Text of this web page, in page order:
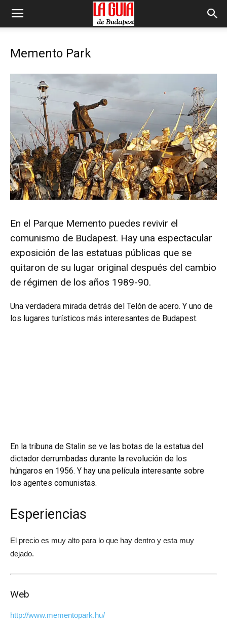
Memento Park
En el Parque Memento puedes revivir el
comunismo de Budapest. Hay una espectacular
exposición de las estatuas públicas que se
quitaron de su lugar original después del cambio
de régimen de los años 1989-90.
Una verdadera mirada detrás del Telón de acero. Y uno de
los lugares turísticos más interesantes de Budapest.
En la tribuna de Stalin se ve las botas de la estatua del
dictador derrumbadas durante la revolución de los
húngaros en 1956. Y hay una película interesante sobre
los agentes comunistas.
Esperiencias
El precio es muy alto para lo que hay dentro y esta muy
dejado.
Web
http://www.mementopark.hu/